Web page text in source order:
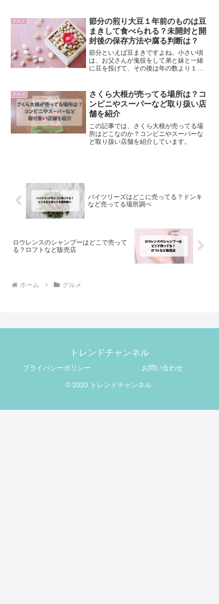
る人続出なリンドールスティック。リン
ドールスティックが、...
グルメ
節分の煎り大豆１年前のものは豆
まきして食べられる？未開封と開
封後の保存方法や腐る判断は？
節分といえば豆まきですよね。小さい頃
は、お父さんが鬼役をして弟と妹と一緒
に豆を投げて、その後は年の数より１つ
きていたのもいい思い出です。節分の時
にまく豆を福豆というそう...
グルメ
さくら大根が売ってる場所は？コ
ンビニやスーパーなど取り扱い店
舗を紹介
この記事では、さくら大根が売ってる場
所はどこなのか？コンビニやスーパーな
ど取り扱い店舗を紹介しています。
バイツリーズはどこに売ってる？ドンキ
など売ってる場所調べ
ロウレンスのシャンプーはどこで売って
る？ロフトなど販売店
ホーム グルメ
トレンドチャンネル
プライバシーポリシー お問い合わせ
© 2020 トレンドチャンネル.